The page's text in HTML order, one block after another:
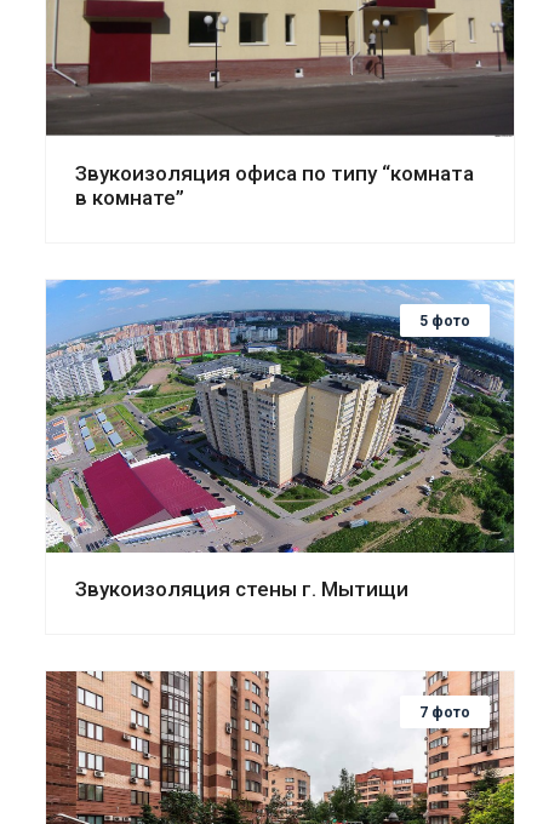
Звукоизоляция офиса по типу “комната
в комнате”
5 фото
Смотреть проект
Звукоизоляция стены г. Мытищи
7 фото